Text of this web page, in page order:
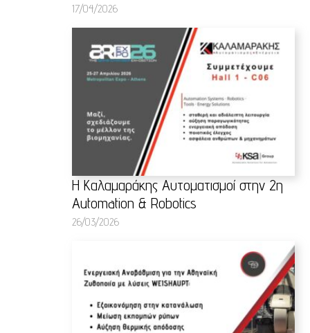
17/04/2026
Η Καλαμαράκης Αυτοματισμοί στην 2η
Automation & Robotics
26/03/2026